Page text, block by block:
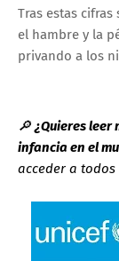
Tras estas
el hambre y la
privando a los
🔎¿Quieres leer
infancia en el
acceder a